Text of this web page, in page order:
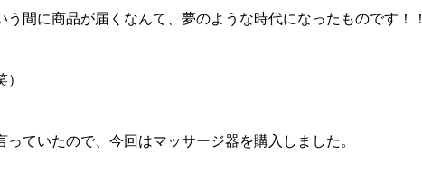
間に商品が届くなんて、夢のような時代になったものです！！
ていたので、今回はマッサージ器を購入しました。